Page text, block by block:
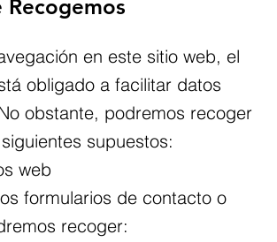
Recogemos
en este sitio web, el
obligado a facilitar datos
obstante, podremos recoger
supuestos:
web
formularios de contacto o
recoger: